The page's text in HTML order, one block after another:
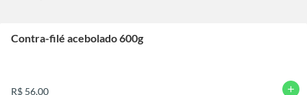
Contra-filé acebolado 600g
R$ 56,00 add